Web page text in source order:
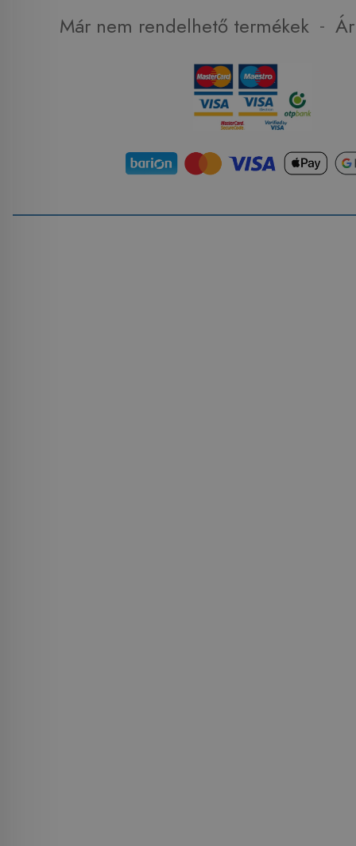
Már nem rendelhető termékek -